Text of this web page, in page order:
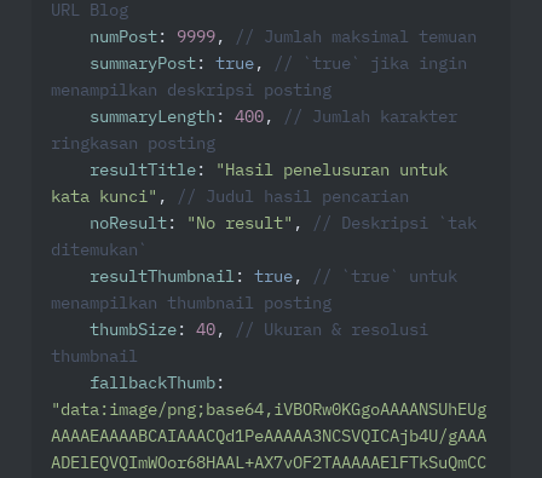
URL Blog
numPost : 9999 ,
// Jumlah maksimal temuan
summaryPost : true ,
// `true` jika ingin
menampilkan deskripsi posting
summaryLength : 400 ,
// Jumlah karakter
ringkasan posting
resultTitle :
"Hasil penelusuran untuk
kata kunci" ,
// Judul hasil pencarian
noResult : "No result" ,
// Deskripsi `tak
ditemukan`
resultThumbnail : true ,
// `true` untuk
menampilkan thumbnail posting
thumbSize : 40 ,
// Ukuran & resolusi
thumbnail
fallbackThumb
"data:image/png;base64,iVBORw0KGgoAAAANSUhEUg
AAAAEAAAABCAIAAACQd1PeAAAAA3NCSVQICAjb4U/gAAA
ADElEQVQImWOor68HAAL+AX7vOF2TAAAAAElFTkSuQmCC